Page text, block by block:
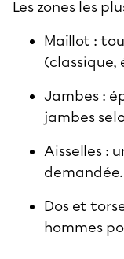
Les zones les
Maillot :
(classique,
Jambes :
jambes
Aisselles :
demandée.
Dos et
hommes